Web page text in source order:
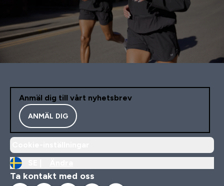
Anmäl dig till vårt nyhetsbrev
ANMÄL DIG
Ta kontakt med oss